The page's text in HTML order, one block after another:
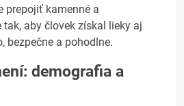
prepojiť kamenné a
tak, aby človek získal lieky aj
bezpečne a pohodlne.
demografia a